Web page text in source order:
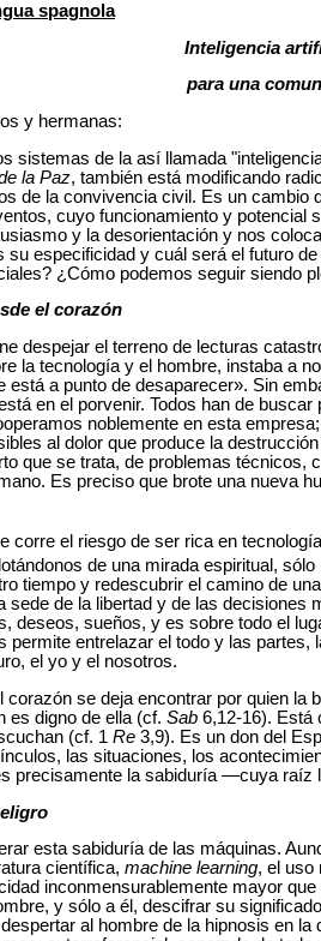
spagnola
Inteligencia
para una
y hermanas:
sistemas de la así llamada
la Paz, también está modificando
de la convivencia civil. Es un cambio
cuyo funcionamiento y
y la desorientación y nos
su especificidad y cuál será el futuro
¿Cómo podemos seguir siendo
el corazón
despejar el terreno de lecturas
la tecnología y el hombre, instaba a
está a punto de desaparecer». Sin
en el porvenir. Todos han de
noblemente en esta
al dolor que produce la
que se trata, de problemas técnicos,
Es preciso que brote una nueva
corre el riesgo de ser rica en
de una mirada espiritual,
tiempo y redescubrir el camino de
sede de la libertad y de las
deseos, sueños, y es sobre todo el
permite entrelazar el todo y las
el yo y el nosotros.
corazón se deja encontrar por quien
es digno de ella (cf. Sab 6,12-16). Está
(cf. 1 Re 3,9). Es un don del
las situaciones, los
precisamente la sabiduría —cuya raíz
esta sabiduría de las máquinas.
científica, machine learning, el uso
inconmensurablemente mayor
y sólo a él, descifrar su
al hombre de la hipnosis en